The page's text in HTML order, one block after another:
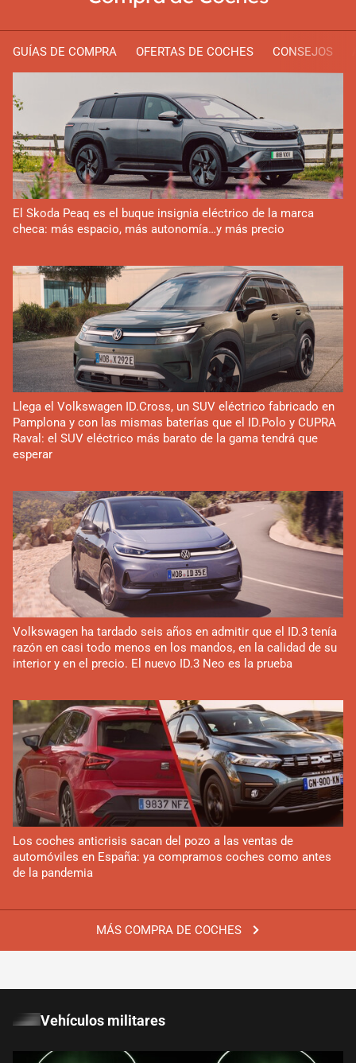
GUÍAS DE COMPRA OFERTAS DE COCHES CONSEJOS
MÁS COMPRA DE COCHES
El Skoda Peaq es el buque insignia eléctrico de la marca
checa: más espacio, más autonomía…y más precio
Llega el Volkswagen ID.Cross, un SUV eléctrico fabricado en
Pamplona y con las mismas baterías que el ID.Polo y CUPRA
Raval: el SUV eléctrico más barato de la gama tendrá que
esperar
Volkswagen ha tardado seis años en admitir que el ID.3 tenía
razón en casi todo menos en los mandos, en la calidad de su
interior y en el precio. El nuevo ID.3 Neo es la prueba
Los coches anticrisis sacan del pozo a las ventas de
automóviles en España: ya compramos coches como antes
de la pandemia
Vehículos militares